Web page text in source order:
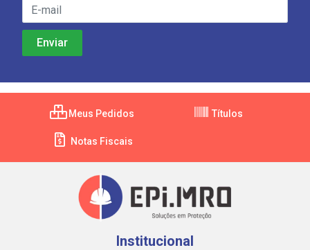
Meus Pedidos Títulos
Notas Fiscais
Institucional